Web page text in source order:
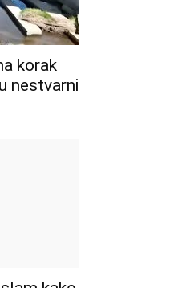
korak
nestvarni